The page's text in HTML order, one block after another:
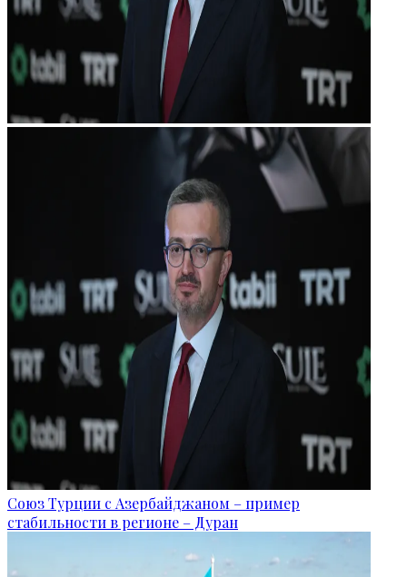
Союз Турции с Азербайджаном – пример
стабильности в регионе – Дуран